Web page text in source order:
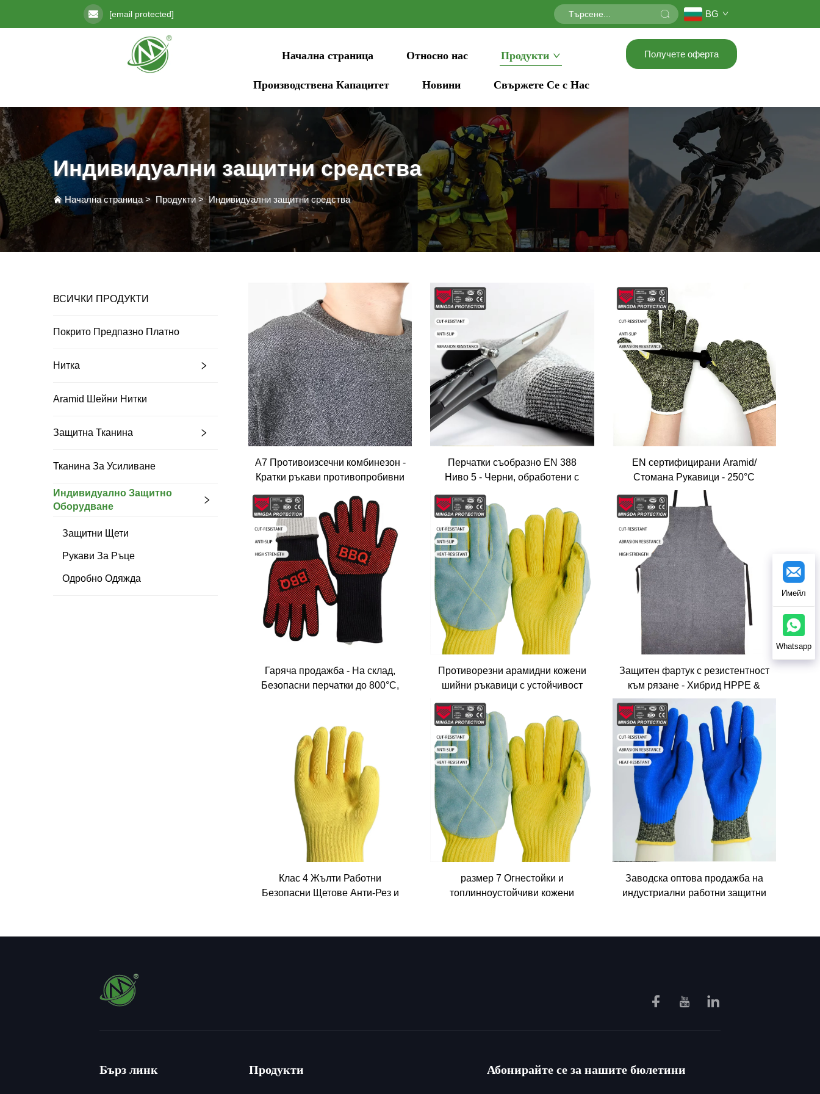
[email protected] BG
Начална страница Относно нас Продукти
Производствена Капацитет Новини Свържете Се с Нас
Получете оферта
Индивидуални защитни средства
Начална страница> Продукти>Индивидуални защитни средства
ВСИЧКИ ПРОДУКТИ
Покрито Предпазно Платно
Нитка
Аramid Шейни Нитки
Защитна Тканина
Тканина За Усиливане
Индивидуално Защитно
Оборудване
Защитни Щети
Рукави За Ръце
Одробно Одяжда
A7 Противоизсечни комбинезон -
Кратки ръкави противопробивни
сигурносни и корекционни
офицери
Перчатки съобразно EN 388
Ниво 5 - Черни, обработени с
висока декситерност и
противопукнатост за механици
EN сертифицирани Aramid/
Стомана Рукавици - 250°C
Топлина & Удар устойчивост за
сваряване/Нефт Газ, Kevlar
Волокна & Дръжка Композит
Гаряча продажба - На склад,
Безопасни перчатки до 800°C,
силиконови перчатки за ББК,
духовка, микровълнова печка
Противорезни арамидни кожени
шийни ръкавици с устойчивост
Защитен фартук с резистентност
към рязане - Хибрид HPPE &
Неръжавеща стомана за
бойници, рязане на листова
метал, СИЗ в комерсиални кухни
Клас 4 Жълти Работни
Безопасни Щетове Анти-Рез и
Ръце
размер 7 Огнестойки и
топлинноустойчиви кожени
Заводска оптова продажба на
индустриални работни защитни
и арамид с функция за защита
Имейл
Whatsapp
Бърз линк Продукти Абонирайте се за нашите бюлетини